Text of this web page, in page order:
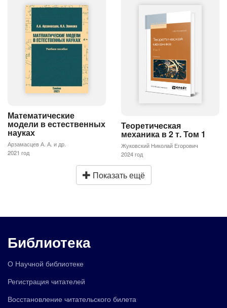
Математические
модели в естественных
науках
Арзамасцев А. А. и др.
2021 год
Теоретическая
механика в 2 т. Том 1
Жуковский Николай Егорович
2024 год
Показать ещё
Библиотека
О Научной библиотеке
Регистрация читателей
Восстановление читательского билета